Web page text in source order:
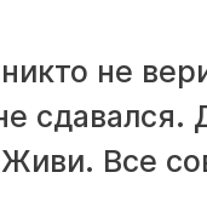
не
сдавался.
Все